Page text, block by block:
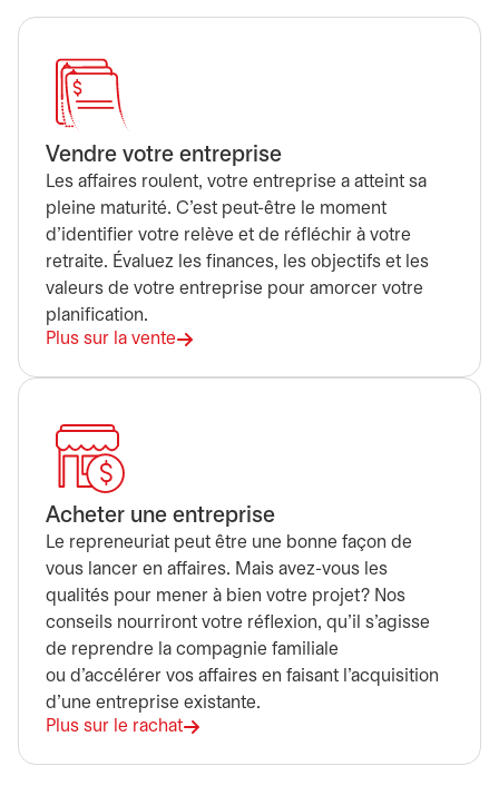
Vendre votre entreprise
Les affaires roulent, votre entreprise a atteint sa
pleine maturité. C’est peut-être le moment
d’identifier votre relève et de réfléchir à votre
retraite. Évaluez les finances, les objectifs et les
valeurs de votre entreprise pour amorcer votre
planification.
Plus sur la vente
Acheter une entreprise
Le repreneuriat peut être une bonne façon de
vous lancer en affaires. Mais avez-vous les
qualités pour mener à bien votre projet? Nos
conseils nourriront votre réflexion, qu’il s’agisse
de reprendre la compagnie familiale
ou d'accélérer vos affaires en faisant l’acquisition
d’une entreprise existante.
Plus sur le rachat